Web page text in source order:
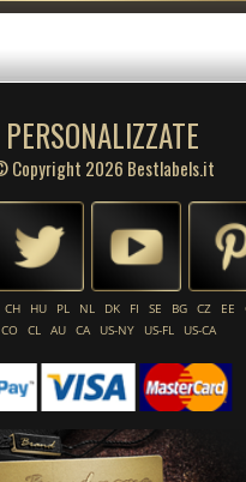
Copyright 2026 Bestlabels.it
CH HU PL NL DK FI SE BG CZ EE
CO CL AU CA US-NY US-FL US-CA